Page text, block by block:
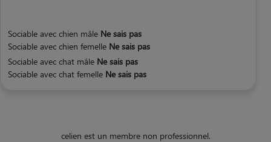
Sociable avec chien mâle Ne sais pas
Sociable avec chien femelle Ne sais pas
Sociable avec chat mâle Ne sais pas
Sociable avec chat femelle Ne sais pas
celien est un membre non professionnel.